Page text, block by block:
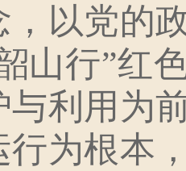
，以党的
山行”红
与利用为
行为根本